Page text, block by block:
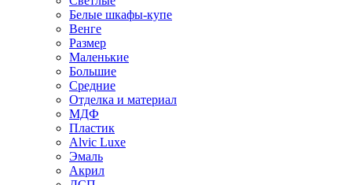
Белые шкафы-купе
Венге
Размер
Маленькие
Большие
Средние
Отделка и материал
МДФ
Пластик
Alvic Luxe
Эмаль
Акрил